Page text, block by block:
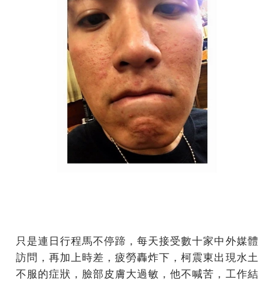
只是連日行程馬不停蹄，每天接受數十家中外媒體
訪問，再加上時差，疲勞轟炸下，柯震東出現水土
不服的症狀，臉部皮膚大過敏，他不喊苦，工作結